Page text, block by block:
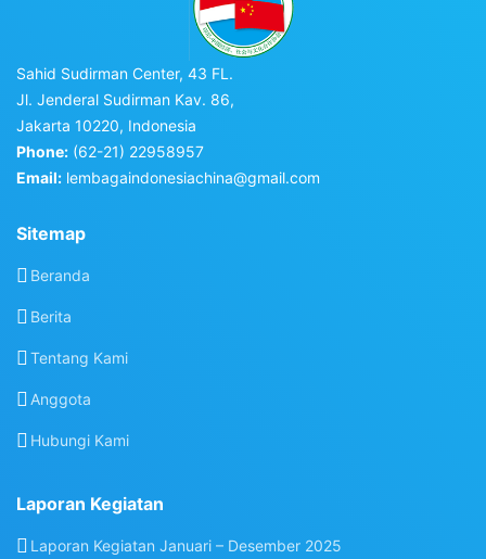
Sahid Sudirman Center, 43 FL.
Jl. Jenderal Sudirman Kav. 86,
Jakarta 10220, Indonesia
Phone: (62-21) 22958957
Email: lembagaindonesiachina@gmail.com
Sitemap
Beranda
Berita
Tentang Kami
Anggota
Hubungi Kami
Laporan Kegiatan
Laporan Kegiatan Januari – Desember 2025